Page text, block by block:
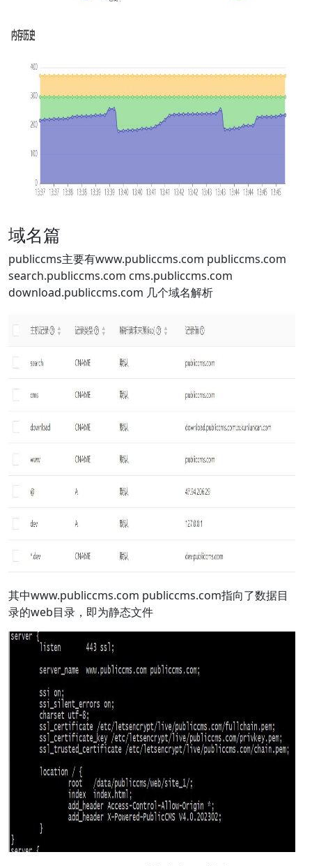
域名篇
publiccms主要有www.publiccms.com publiccms.com
search.publiccms.com cms.publiccms.com
download.publiccms.com 几个域名解析
其中www.publiccms.com publiccms.com指向了数据目
录的web目录，即为静态文件